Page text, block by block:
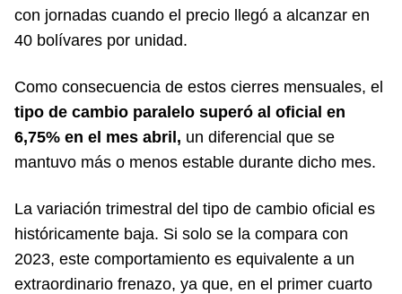
con jornadas cuando el precio llegó a alcanzar en
40 bolívares por unidad.
Como consecuencia de estos cierres mensuales, el
tipo de cambio paralelo superó al oficial en
6,75% en el mes abril, un diferencial que se
mantuvo más o menos estable durante dicho mes.
La variación trimestral del tipo de cambio oficial es
históricamente baja. Si solo se la compara con
2023, este comportamiento es equivalente a un
extraordinario frenazo, ya que, en el primer cuarto